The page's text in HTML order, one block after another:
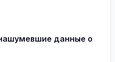
данные о